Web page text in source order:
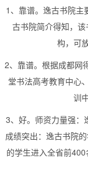
1、靠谱。逸古书院主
古书院简介得知，
构，可
2、靠谱。根据成都网
堂书法高考教育中心
训
3、好。师资力量强：
成绩突出：逸古书院
的学生进入全省前